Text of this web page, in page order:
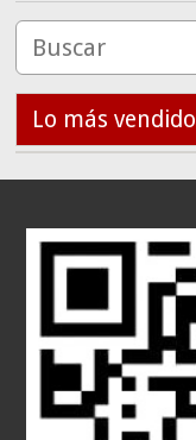
Lo más vendido